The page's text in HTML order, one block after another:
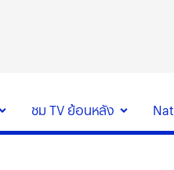
ชม TV ย้อนหลัง